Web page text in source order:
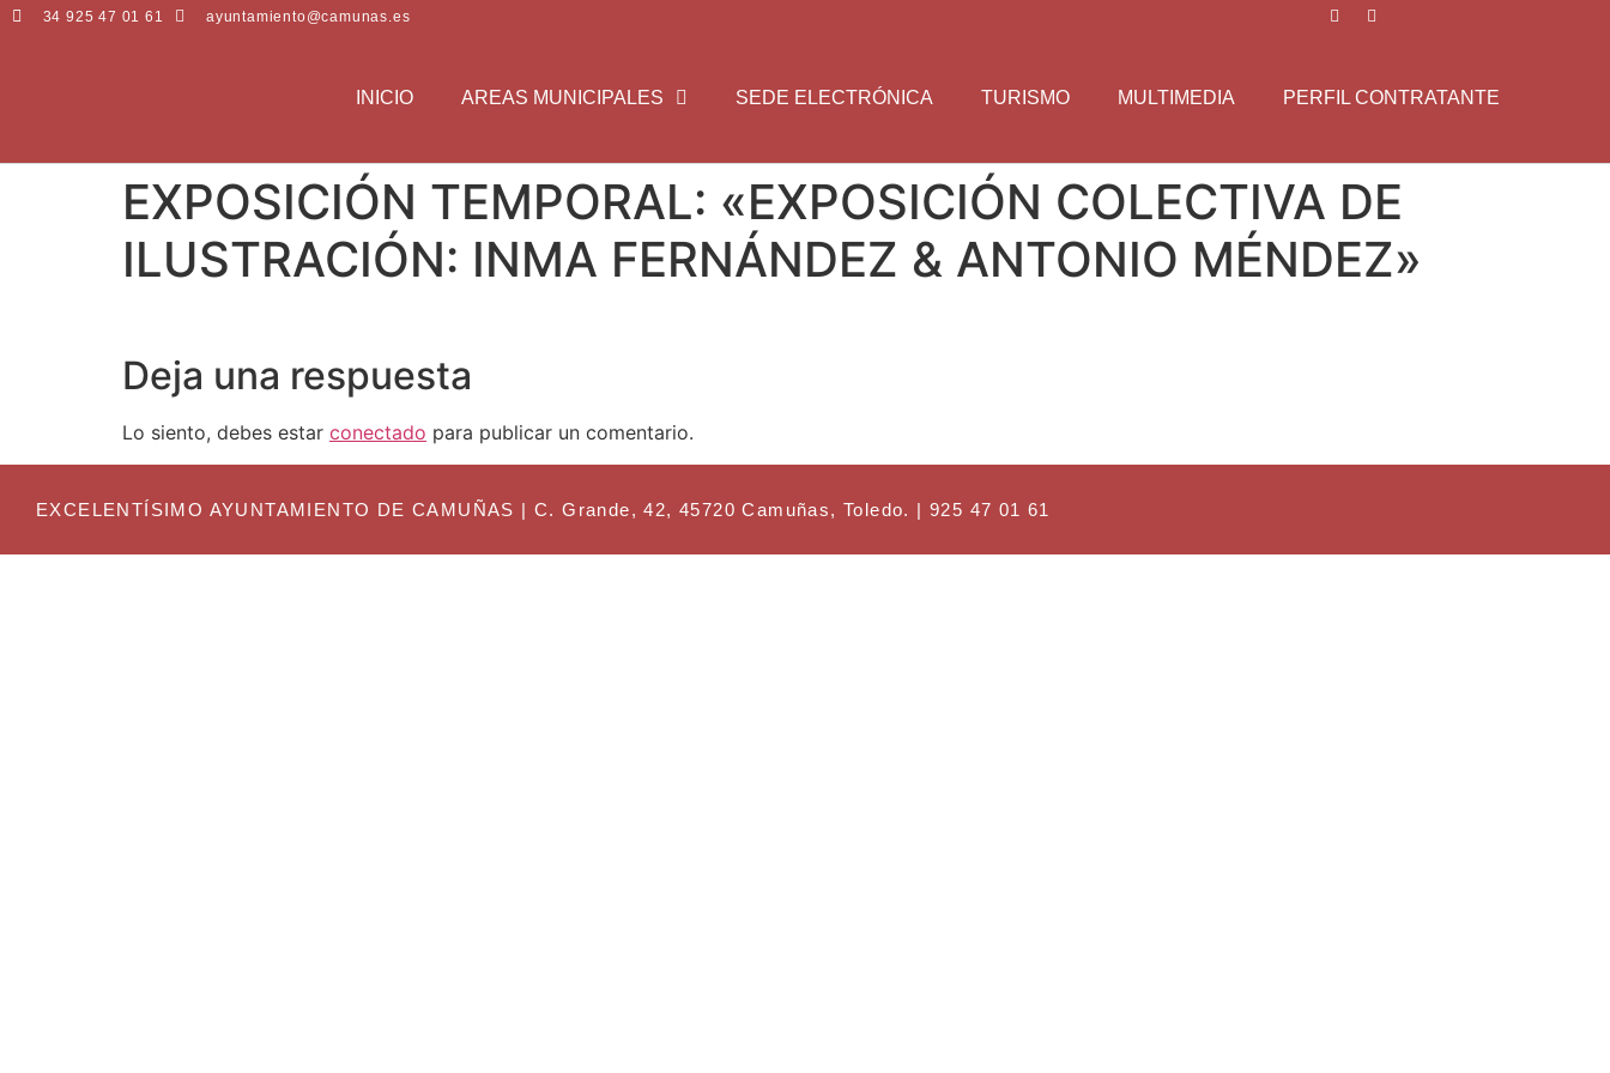
34 925 47 01 61 ayuntamiento@camunas.es
INICIO AREAS MUNICIPALES SEDE ELECTRÓNICA TURISMO MULTIMEDIA PERFIL CONTRATANTE
EXPOSICIÓN TEMPORAL: «EXPOSICIÓN COLECTIVA DE
ILUSTRACIÓN: INMA FERNÁNDEZ & ANTONIO MÉNDEZ»
Deja una respuesta
Lo siento, debes estar conectado para publicar un comentario.
EXCELENTÍSIMO AYUNTAMIENTO DE CAMUÑAS | C. Grande, 42, 45720 Camuñas, Toledo. | 925 47 01 61